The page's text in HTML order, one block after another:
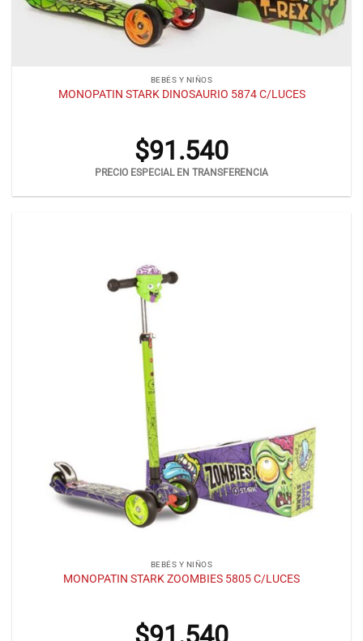
BEBÉS Y NIÑOS
MONOPATIN STARK DINOSAURIO 5874 C/LUCES
$91.540
PRECIO ESPECIAL EN TRANSFERENCIA
BEBÉS Y NIÑOS
MONOPATIN STARK ZOOMBIES 5805 C/LUCES